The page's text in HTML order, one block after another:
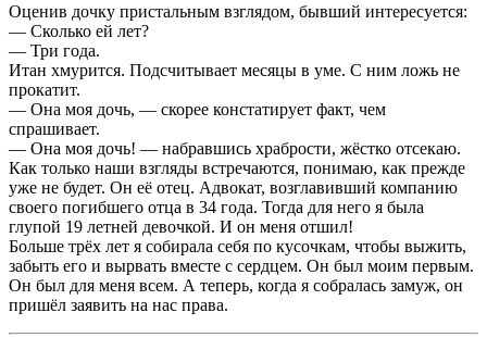
Оценив дочку пристальным взглядом, бывший интересуется:
— Сколько ей лет?
— Три года.
Итан хмурится. Подсчитывает месяцы в уме. С ним ложь не
прокатит.
— Она моя дочь, — скорее констатирует факт, чем
спрашивает.
— Она моя дочь! — набравшись храбрости, жёстко отсекаю.
Как только наши взгляды встречаются, понимаю, как прежде
уже не будет. Он её отец. Адвокат, возглавивший компанию
своего погибшего отца в 34 года. Тогда для него я была
глупой 19 летней девочкой. И он меня отшил!
Больше трёх лет я собирала себя по кусочкам, чтобы выжить,
забыть его и вырвать вместе с сердцем. Он был моим первым.
Он был для меня всем. А теперь, когда я собралась замуж, он
пришёл заявить на нас права.